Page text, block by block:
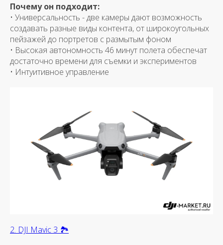
Почему он подходит:
• Универсальность - две камеры дают возможность
создавать разные виды контента, от широкоугольных
пейзажей до портретов с размытым фоном
• Высокая автономность 46 минут полета обеспечат
достаточно времени для съемки и экспериментов
• Интуитивное управление
2. DJI Mavic 3 🏞